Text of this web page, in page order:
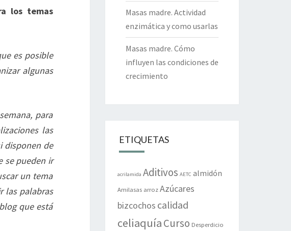
los temas
es posible
algunas
para
las
disponen de
se pueden ir
un tema
las palabras
que está
Masas madre. Actividad
enzimática y como usarlas
Masas madre. Cómo
influyen las condiciones de
crecimiento
ETIQUETAS
acrilamida Aditivos AETC almidón
Amilasas arroz Azúcares
bizcochos calidad
celiaquíaCurso Desperdicio